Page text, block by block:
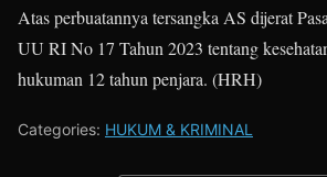
Atas perbuatannya tersangka AS dijerat
UU RI No 17 Tahun 2023 tentang
hukuman 12 tahun penjara. (HRH)
Categories: HUKUM & KRIMINAL